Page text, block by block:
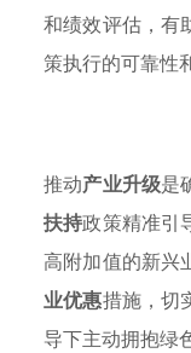
和绩效评估，有
策执行的可靠性
推动产业升级是
扶持政策精准引
高附加值的新兴
业优惠措施，切
导下主动拥抱绿